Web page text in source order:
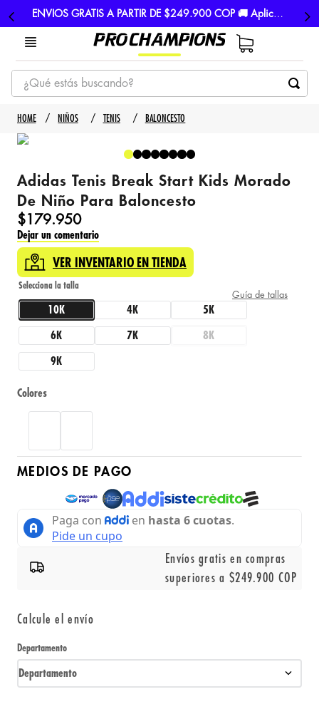
ENVIOS GRATIS A PARTIR DE $249.900 COP 🚚 Aplican TyC
¿Qué estás buscando?
TÉRMINOS MÁS BUSCADOS
1
3. nike
4. guayos
5. gorras
NIÑOS TENIS BALONCESTO
Adidas Tenis Break Start Kids Morado
De Niño Para Baloncesto
$179.950
Dejar un comentario
VER INVENTARIO EN TIENDA
Guía de tallas
10K 4K 5K
6K 7K 8K
9K
Colores
MEDIOS DE PAGO
Envíos gratis en compras
superiores a $249.900 COP
Calcule el envío
Departamento
Departamento